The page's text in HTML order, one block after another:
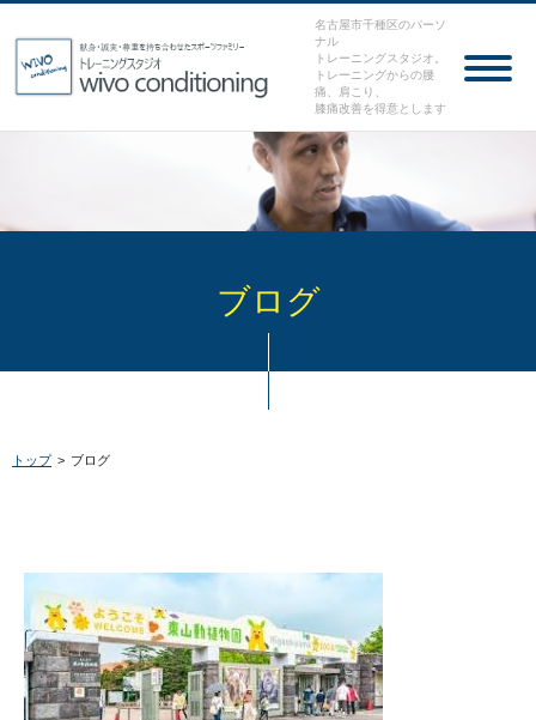
名古屋市千種区のパーソ
ナル
トレーニングスタジオ。
トレーニングからの腰
痛、肩こり、
膝痛改善を得意とします
ブログ
トップ > ブログ